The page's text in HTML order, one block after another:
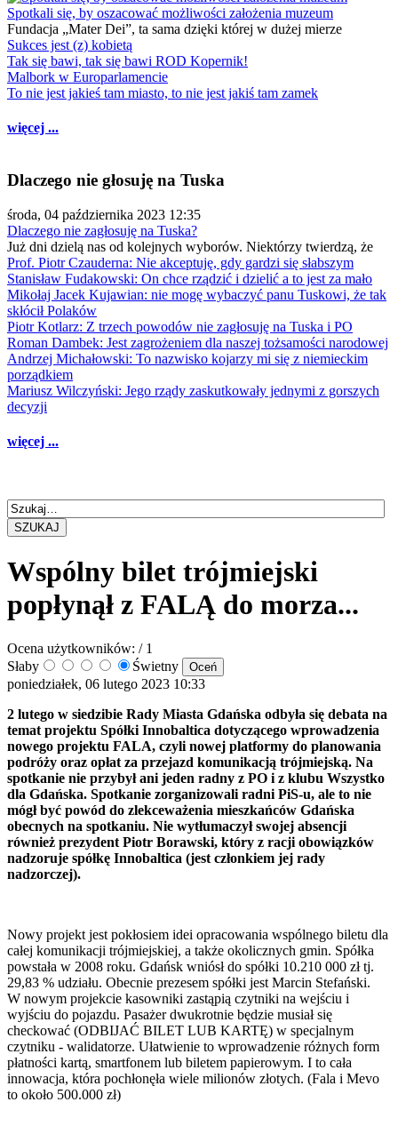
Spotkali się, by oszacować możliwości założenia muzeum
Fundacja „Mater Dei”, ta sama dzięki której w dużej mierze
Sukces jest (z) kobietą
Tak się bawi, tak się bawi ROD Kopernik!
Malbork w Europarlamencie
To nie jest jakieś tam miasto, to nie jest jakiś tam zamek
więcej ...
Dlaczego nie głosuję na Tuska
środa, 04 października 2023 12:35
Dlaczego nie zagłosuję na Tuska?
Już dni dzielą nas od kolejnych wyborów. Niektórzy twierdzą, że
Prof. Piotr Czauderna: Nie akceptuję, gdy gardzi się słabszym
Stanisław Fudakowski: On chce rządzić i dzielić a to jest za mało
Mikołaj Jacek Kujawian: nie mogę wybaczyć panu Tuskowi, że tak
skłócił Polaków
Piotr Kotlarz: Z trzech powodów nie zagłosuję na Tuska i PO
Roman Dambek: Jest zagrożeniem dla naszej tożsamości narodowej
Andrzej Michałowski: To nazwisko kojarzy mi się z niemieckim
porządkiem
Mariusz Wilczyński: Jego rządy zaskutkowały jednymi z gorszych
decyzji
więcej ...
SZUKAJ
Wspólny bilet trójmiejski
popłynął z FALĄ do morza...
Ocena użytkowników: / 1
Słaby
Świetny
poniedziałek, 06 lutego 2023 10:33
2 lutego w siedzibie Rady Miasta Gdańska odbyła się debata na
temat projektu Spółki Innobaltica dotyczącego wprowadzenia
nowego projektu FALA, czyli nowej platformy do planowania
podróży oraz opłat za przejazd komunikacją trójmiejską. Na
spotkanie nie przybył ani jeden radny z PO i z klubu Wszystko
dla Gdańska. Spotkanie zorganizowali radni PiS-u, ale to nie
mógł być powód do zlekceważenia mieszkańców Gdańska
obecnych na spotkaniu. Nie wytłumaczył swojej absencji
również prezydent Piotr Borawski, który z racji obowiązków
nadzoruje spółkę Innobaltica (jest członkiem jej rady
nadzorczej).
Nowy projekt jest pokłosiem idei opracowania wspólnego biletu dla
całej komunikacji trójmiejskiej, a także okolicznych gmin. Spółka
powstała w 2008 roku. Gdańsk wniósł do spółki 10.210 000 zł tj.
29,83 % udziału. Obecnie prezesem spółki jest Marcin Stefański.
W nowym projekcie kasowniki zastąpią czytniki na wejściu i
wyjściu do pojazdu. Pasażer dwukrotnie będzie musiał się
checkować (ODBIJAĆ BILET LUB KARTĘ) w specjalnym
czytniku - walidatorze. Ułatwienie to wprowadzenie różnych form
płatności kartą, smartfonem lub biletem papierowym. I to cała
innowacja, która pochłonęła wiele milionów złotych. (Fala i Mevo
to około 500.000 zł)